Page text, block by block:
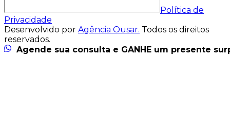
Política de
Privacidade
Desenvolvido por Agência Ousar. Todos os direitos
reservados.
Agende sua consulta e GANHE um presente